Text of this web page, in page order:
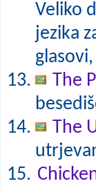
Veliko
jezika
The
The